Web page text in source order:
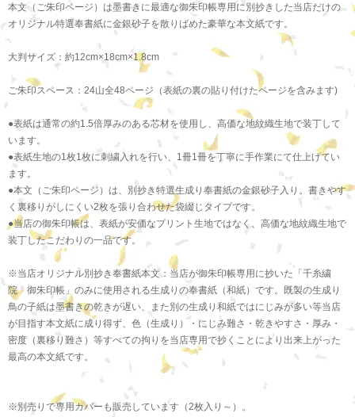
本文（ご朱印ページ）は墨書きに最適な御朱印帳専用に別抄きした当店だけの
オリジナル特選奉書紙に金銀砂子を散りばめた豪華な本文紙です。
大判サイズ：約12cm×18cm×1.8cm
ご朱印スペース：24山全48ページ（表紙の裏の貼り付けたページを含みます)
●表紙は通常の約1.5倍厚みのある芯材を使用し、高価な地紋織生地で装丁して
います。
●表紙生地の1枚1枚に刺繍入れを行い、1冊1冊を丁寧に手作業にて仕上げてい
ます。
●本文（ご朱印ページ）は、別抄き特選生成り奉書紙の金銀砂子入り。書きやす
く裏移りがしにくい2枚を張り合わせた袋綴じタイプです。
●当店の御朱印帳は、表紙が安価なプリント生地ではなく、高価な地紋織生地で
装丁したこだわりの一品です。
※当店オリジナル別抄き奉書紙本文：当店が御朱印帳専用に抄いた「千糸繍
院 御朱印帳」のみに使用される生成りの奉書紙（和紙）です。既製の生成り
鳥の子紙は墨書きの乾きが遅い、また別の生成り和紙ではにじみが多い等当店
が目指す本文紙に成り得ず、色（生成り）・にじみ難さ・乾きやすさ・厚み・
密度（裏移り難さ）等すべての拘りを当店専用で抄くことにより出来上がった
最高の本文紙です。
※別売りで専用カバーも販売しています（2枚入り～）。